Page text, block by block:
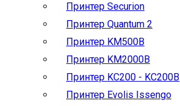
Принтер Securion
Принтер Quantum 2
Принтер KM500B
Принтер KM2000B
Принтер KC200 - KC200B
Принтер Evolis Issengo